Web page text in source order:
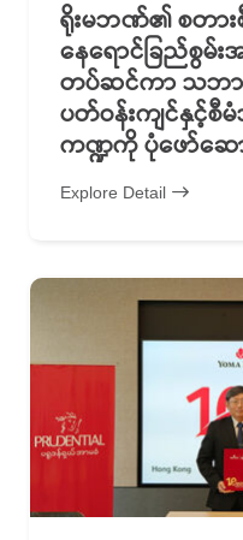
ရိုးမဘဏ်၏ စတား
နေရောင်ခြည်စွမ်း
တပ်ဆင်ကာ သဘာ
ပတ်ဝန်းကျင်နှင့်စီမံ
ကဏ္ဍကို ပုံဖော်ဆ
Explore Detail